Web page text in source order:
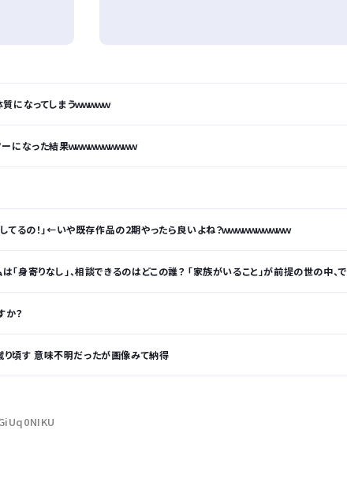
になってしまうｗｗｗｗｗ
なった結果ｗｗｗｗｗｗｗｗｗｗ
てるの！」←いや既存作品の2期やったら良いよね？ｗｗｗｗｗｗｗｗｗｗ
し」、相談できるのはどこの誰？ 「家族がいること」が前提の世の中、でも孤立は誰にでも起きる
か？
頃す 意味不明だったが画像みて納得